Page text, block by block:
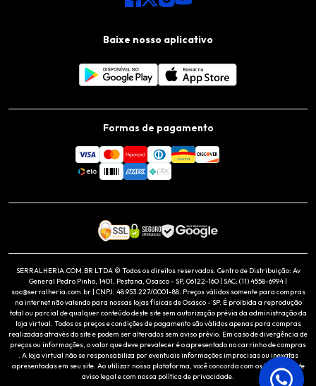
Baixe nosso aplicativo
Formas de pagamento
SERRALHERIA.COM.BR LTDA © Todos os direitos reservados. Centro de Distribuição: Av
General Pedro Pinho, 1401, Pestana, Osasco - SP, 06122-160 | SAC: (11) 4558-6994 |
sac@serralheria.com.br | CNPJ: 48.953.227/0001-88. Preços válidos somente para compras
na internet não valendo para nossas lojas físicas de Osasco - SP. É proibida a reprodução
total ou parcial de qualquer conteúdo deste site sem autorização prévia da administração da
loja virtual. Todos os preços e condições de pagamento são válidos apenas para compras
realizadas através do site e podem ser alterados sem aviso prévio. Em caso de divergência de
preços ou informações, o valor que deve prevalecer é o apresentado no carrinho de compras
. A loja virtual não se responsabiliza por eventuais informações imprecisas ou inexatas
apresentadas em seu site. Ao utilizar nossa plataforma, você concorda com os termos deste
aviso legal e com nossa política de privacidade.